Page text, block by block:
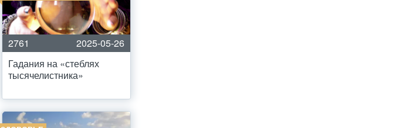
2761
2025-05-26
Гадания на «стеблях
тысячелистника»